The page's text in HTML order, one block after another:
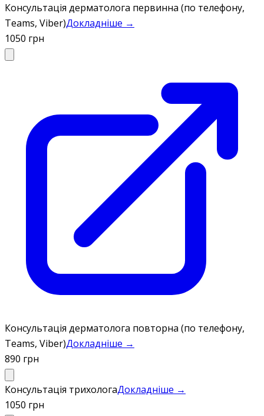
Консультація дерматолога первинна (по телефону,
Teams, Viber)Докладніше →
1050 грн
Консультація дерматолога повторна (по телефону,
Teams, Viber)Докладніше →
890 грн
Консультація трихологаДокладніше →
1050 грн